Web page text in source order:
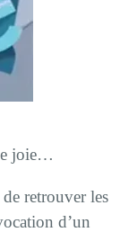
joie…
retrouver les
d’un